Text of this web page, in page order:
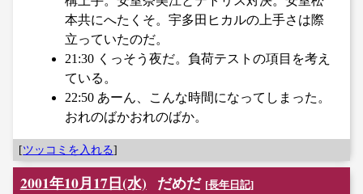
本共にへたくそ。宇多田ヒカルの上手さは際
立っていたのだ。
21:30 くっそう夜だ。負荷テストの項目を考え
ている。
22:50 あーん、こんな時間になってしまった。
おれのばかおれのばか。
[ツッコミを入れる]
2001年10月17日(水) だめだ [長年日記]